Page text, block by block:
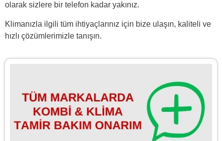
olarak sizlere bir telefon kadar yakınız.
Klimanızla ilgili tüm ihtiyaçlarınız için bize ulaşın, kaliteli ve
hızlı çözümlerimizle tanışın.